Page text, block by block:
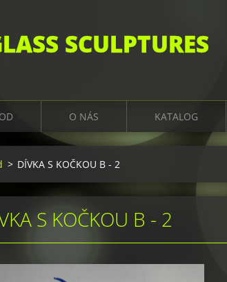
SCULPTURES
O NÁS KATALOG
> DÍVKA S KOČKOU B - 2
S KOČKOU B - 2